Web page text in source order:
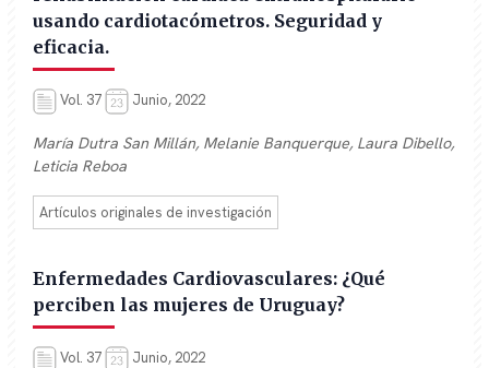
usando cardiotacómetros. Seguridad y
eficacia.
Vol. 37 Junio, 2022
María Dutra San Millán, Melanie Banquerque, Laura Dibello,
Leticia Reboa
Artículos originales de investigación
Enfermedades Cardiovasculares: ¿Qué
perciben las mujeres de Uruguay?
Vol. 37 Junio, 2022